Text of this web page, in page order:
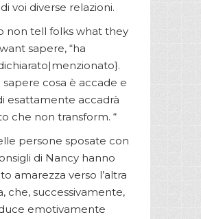
voi diverse relazioni.
non tell folks what they
want sapere, “ha
sapere cosa è accade e
esattamente accadrà
che non transform. “
persone sposate con
di Nancy hanno
amarezza verso l’altra
che, successivamente,
emotivamente